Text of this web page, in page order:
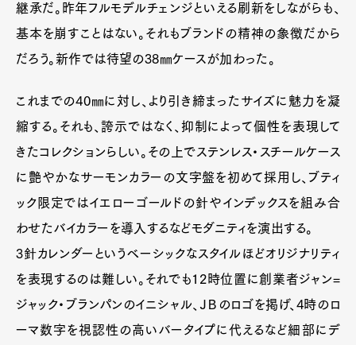
Art&DesignWatchFashion
Product Culture Lifestyle
継承だ。昨年フルモデルチェンジといえる刷新をしながらも、
基本を崩すことはない。それもブランドの精神の象徴だから
だろう。新作では待望の38㎜ケースが加わった。
これまでの40㎜に対し、より引き締まったサイズに魅力を凝
縮する。それも、誇示ではなく、抑制によって個性を表現して
きたコレクションらしい。その上でステンレス・スチールケース
に艶やかなサーモンカラーの文字盤を初めて採用し、ブティ
ック限定ではイエローゴールドの針やインデックスを組み合
わせたバイカラーを導入するなどモダニティを演出する。
3針カレンダーというベーシックなスタイルほどオリジナリティ
を表現するのは難しい。それでも12時位置に創業者ジャン=
ジャック・ブランパンのイニシャル、ＪＢのロゴを掲げ、4時のロ
ーマ数字を視認性の高いバータイプに代えるなど細部にデ